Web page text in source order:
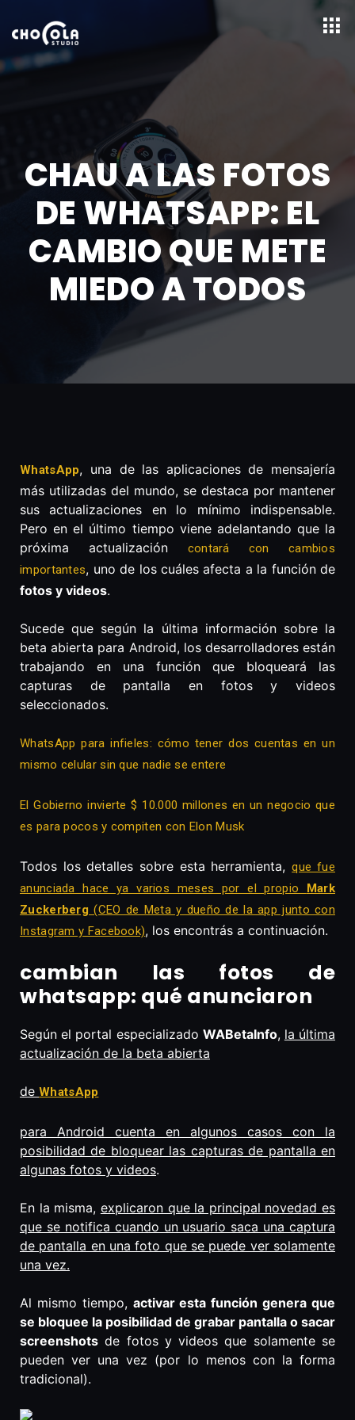
CHAU A LAS FOTOS
DE WHATSAPP: EL
CAMBIO QUE METE
MIEDO A TODOS
WhatsApp, una de las aplicaciones de mensajería
más utilizadas del mundo, se destaca por mantener
sus actualizaciones en lo mínimo indispensable.
Pero en el último tiempo viene adelantando que la
próxima actualización contará con cambios
importantes, uno de los cuáles afecta a la función de
fotos y videos.
Sucede que según la última información sobre la
beta abierta para Android, los desarrolladores están
trabajando en una función que bloqueará las
capturas de pantalla en fotos y videos
seleccionados.
WhatsApp para infieles: cómo tener dos cuentas en un
mismo celular sin que nadie se entere
El Gobierno invierte $ 10.000 millones en un negocio que
es para pocos y compiten con Elon Musk
Todos los detalles sobre esta herramienta,que fue
anunciada hace ya varios meses por el propio Mark
Zuckerberg (CEO de Meta y dueño de la app junto con
Instagram y Facebook), los encontrás a continuación.
cambian las fotos de
whatsapp: qué anunciaron
Según el portal especializado WABetaInfo, la última
actualización de la beta abierta
de WhatsApp
para Android cuenta en algunos casos con la
posibilidad de bloquear las capturas de pantalla en
algunas fotos y videos.
En la misma, explicaron que la principal novedad es
que se notifica cuando un usuario saca una captura
de pantalla en una foto que se puede ver solamente
una vez.
Al mismo tiempo, activar esta función genera que
se bloquee la posibilidad de grabar pantalla o sacar
screenshots de fotos y videos que solamente se
pueden ver una vez (por lo menos con la forma
tradicional).